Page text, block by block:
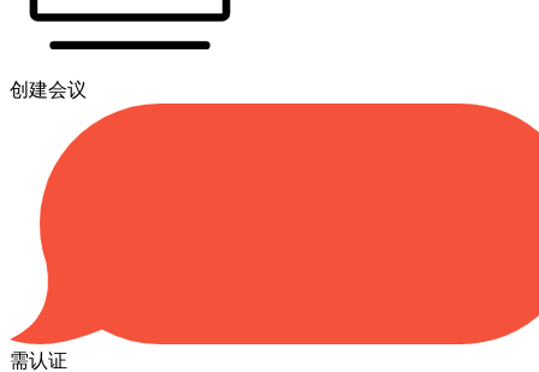
创建会议
需认证